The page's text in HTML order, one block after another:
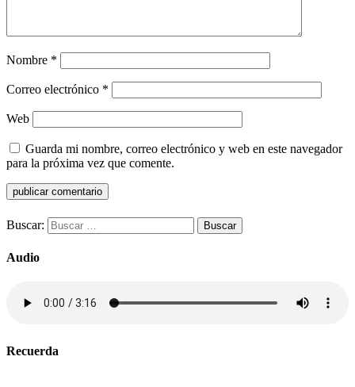
Nombre *
Correo electrónico *
Web
Guarda mi nombre, correo electrónico y web en este navegador
para la próxima vez que comente.
Buscar:
Audio
Recuerda